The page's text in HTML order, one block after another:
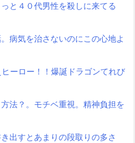
と４０代男性を殺しに来てる
病気を治さないのにこの心地よ
ーロー！！爆誕ドラゴンてれび
法？。モチベ重視。精神負担を
出すとあまりの段取りの多さ